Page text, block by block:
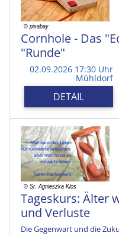
Cornhole - Das
"Runde"
02.09.2026 17:30 Uhr
Mühldorf
DETAIL
Tageskurs: Älter
und Verluste
Die Gegenwart und die